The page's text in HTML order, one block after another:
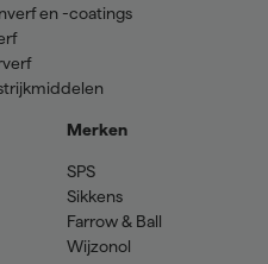
en -coatings
Merken
SPS
Sikkens
Farrow & Ball
Wijzonol